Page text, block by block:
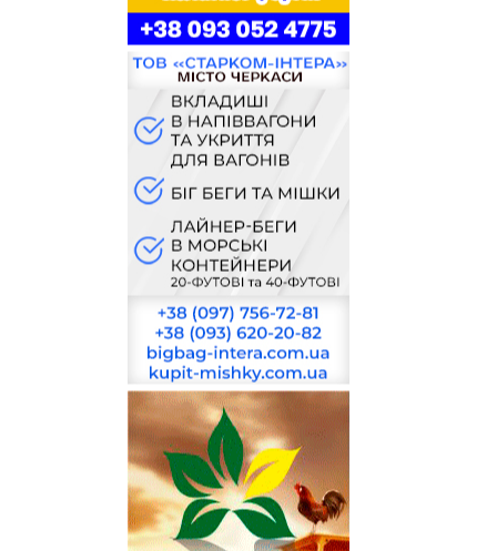
мішки «Біг-бег»
з відведенням
мішка ДВС301-
1000-1-П